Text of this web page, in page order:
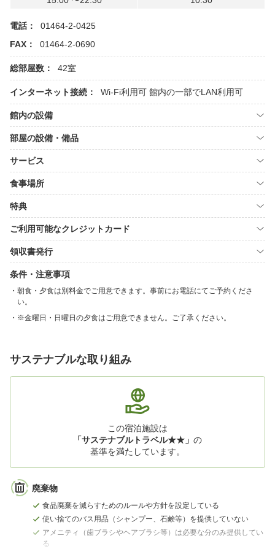
電話：
01464-2-0425
FAX：
01464-2-0690
総部屋数： 42室
インターネット接続： Wi-Fi利用可 館内の一部でLAN利用可
館内の設備
部屋の設備・備品
サービス
食事場所
特典
ご利用可能なクレジットカード
領収書発行
条件・注意事項
朝食・夕食は別料金でご用意できます。事前にお電話にてご予約くださ
い。
※金曜日・日曜日の夕食はご用意できません。ご了承ください。
サステナブルな取り組み
この宿泊施設は
「サステナブルトラベル★★」 の
基準を満たしています。
廃棄物
食品廃棄を減らすためのルールや方針を設定している
使い捨てのバス用品（シャンプー、石鹸等）を提供していない
アメニティ（歯ブラシやヘアブラシ等）は必要な分のみ提供してい
る